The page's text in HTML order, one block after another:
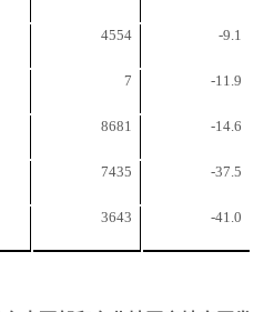
4554 -9.1
7 -11.9
8681 -14.6
7435 -37.5
3643 -41.0